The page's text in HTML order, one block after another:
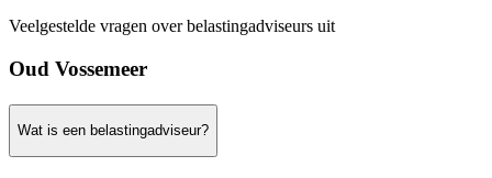
Veelgestelde vragen over belastingadviseurs uit
Oud Vossemeer
Wat is een belastingadviseur?